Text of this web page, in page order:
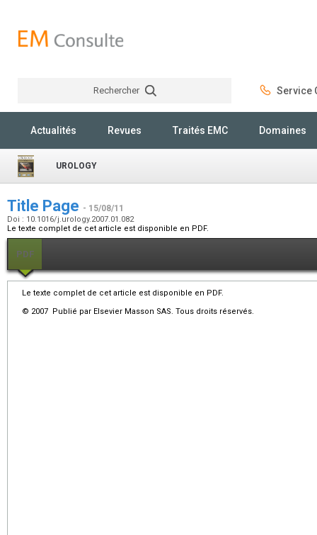
Rechercher Service
Actualités Revues Traités EMC Domaines
UROLOGY
Title Page - 15/08/11
Doi : 10.1016/j.urology.2007.01.082
Le texte complet de cet article est disponible en PDF.
PDF
Le texte complet de cet article est disponible en PDF.
© 2007 Publié par Elsevier Masson SAS. Tous droits réservés.